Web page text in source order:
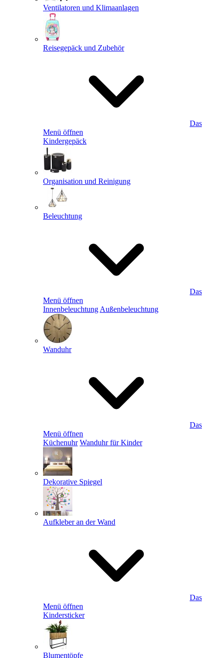
Ventilatoren und Klimaanlagen
Reisegepäck und Zubehör
Das
Menü öffnen
Kindergepäck
Organisation und Reinigung
Beleuchtung
Das
Menü öffnen
Innenbeleuchtung Außenbeleuchtung
Wanduhr
Das
Menü öffnen
Küchenuhr Wanduhr für Kinder
Dekorative Spiegel
Aufkleber an der Wand
Das
Menü öffnen
Kindersticker
Blumentöpfe